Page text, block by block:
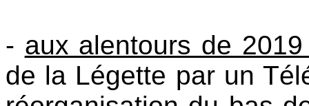
- aux alentours de
de la Légette par un